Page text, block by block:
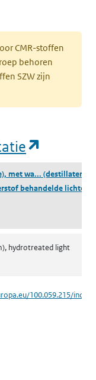
CMR-stoffen
behoren
SZW zijn
met wa... (destillaten
behandelde lichte
hydrotreated light
100.059.215/